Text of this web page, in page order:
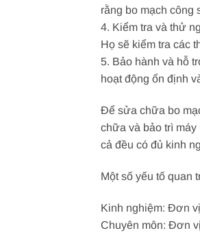
rằng bo mạch công
4. Kiểm tra và thử
Họ sẽ kiểm tra các
5. Bảo hành và hỗ
hoạt động ổn định
Để sửa chữa bo
chữa và bảo trì
cả đều có đủ kinh
Một số yếu tố quan
Kinh nghiệm: Đơn
Chuyên môn: Đơn